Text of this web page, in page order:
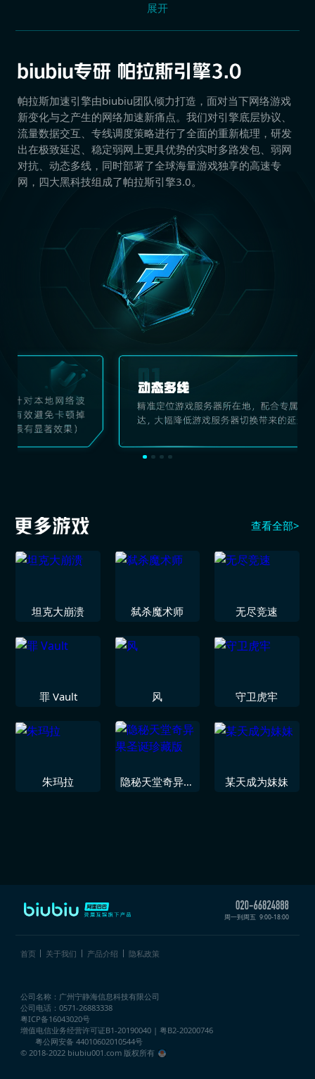
展开
帕拉斯加速引擎由biubiu团队倾力打造，面对当下网络游戏
新变化与之产生的网络加速新痛点。我们对引擎底层协议、
流量数据交互、专线调度策略进行了全面的重新梳理，研发
出在极致延迟、稳定弱网上更具优势的实时多路发包、弱网
对抗、动态多线，同时部署了全球海量游戏独享的高速专
网，四大黑科技组成了帕拉斯引擎3.0。
查看全部>
坦克大崩溃 弑杀魔术师 无尽竞速
罪 Vault 风 守卫虎牢
朱玛拉
隐秘天堂奇异果
某天成为妹妹
周一到周五 9:00-18:00
首页 关于我们 产品介绍 隐私政策
公司名称：广州宁静海信息科技有限公司
公司电话：0571-26883338
粤ICP备16043020号
增值电信业务经营许可证B1-20190040 | 粤B2-20200746
粤公网安备 44010602010544号
© 2018-2022 biubiu001.com 版权所有